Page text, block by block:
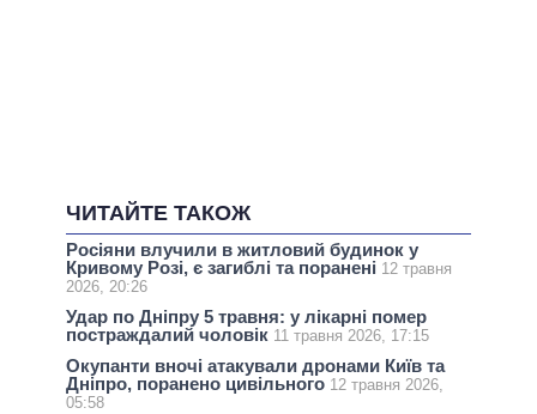
ЧИТАЙТЕ ТАКОЖ
Росіяни влучили в житловий будинок у
Кривому Розі, є загиблі та поранені 12 травня
2026, 20:26
Удар по Дніпру 5 травня: у лікарні помер
постраждалий чоловік 11 травня 2026, 17:15
Окупанти вночі атакували дронами Київ та
Дніпро, поранено цивільного 12 травня 2026,
05:58